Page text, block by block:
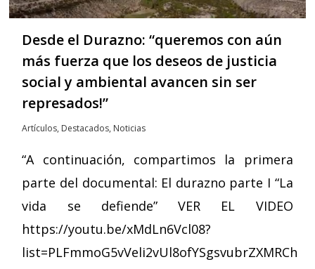
Desde el Durazno: “queremos con aún
más fuerza que los deseos de justicia
social y ambiental avancen sin ser
represados!”
Artículos, Destacados, Noticias
“A continuación, compartimos la primera
parte del documental: El durazno parte I “La
vida se defiende” VER EL VIDEO
https://youtu.be/xMdLn6Vcl08?
list=PLFmmoG5vVeli2vUl8ofYSgsvubrZXMRCh